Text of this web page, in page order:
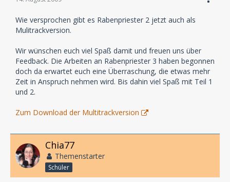
Wie versprochen gibt es Rabenpriester 2 jetzt auch als
Mulitrackversion.
Wir wünschen euch viel Spaß damit und freuen uns über
Feedback. Die Arbeiten an Rabenpriester 3 haben begonnen
doch da erwartet euch eine Überraschung, die etwas mehr
Zeit in Anspruch nehmen wird. Bis dahin viel Spaß mit Teil 1
und 2.
Zum Download der Multitrackversion
Chia77
Themenstarter
Schüler